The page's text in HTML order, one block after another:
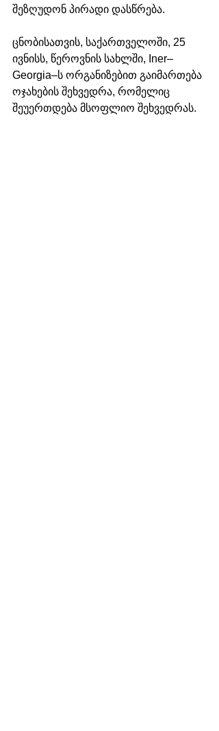
შეზღუდონ პირადი დასწრება.
ცნობისათვის, საქართველოში, 25
ივნისს, წეროვნის სახლში, Iner–
Georgia–ს ორგანიზებით გაიმართება
ოჯახების შეხვედრა, რომელიც
შეუერთდება მსოფლიო შეხვედრას.